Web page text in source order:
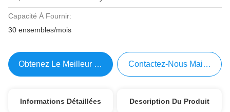
Capacité À Fournir:
30 ensembles/mois
Obtenez Le Meilleur Prix Contactez-Nous Maintenant
Informations Détaillées Description Du Produit